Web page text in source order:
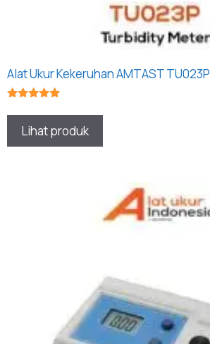
Alat Ukur Kekeruhan AMTAST TU023P
Lihat produk